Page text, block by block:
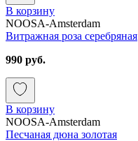
В корзину
NOOSA-Amsterdam
Витражная роза серебряная
990 руб.
В корзину
NOOSA-Amsterdam
Песчаная дюна золотая